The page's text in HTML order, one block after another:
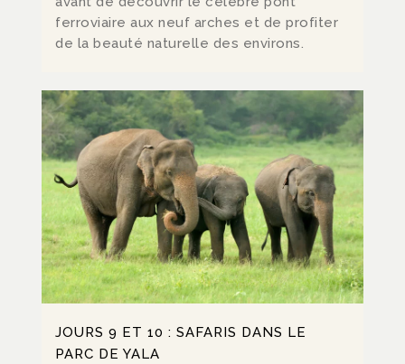
ferroviaire aux neuf arches et de profiter
de la beauté naturelle des environs.
JOURS 9 ET 10 : SAFARIS DANS LE
PARC DE YALA